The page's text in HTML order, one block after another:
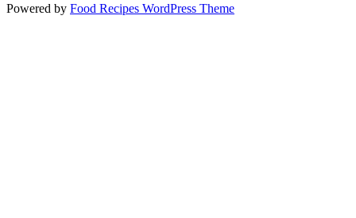
Powered by Food Recipes WordPress Theme